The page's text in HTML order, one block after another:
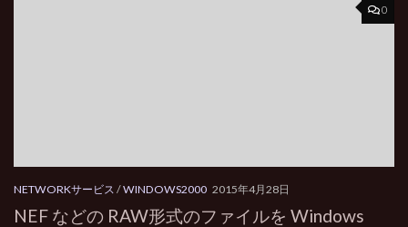
0
NETWORKサービス /WINDOWS2000 2015年4月28日
NEF などの RAW形式のファイルを Windows